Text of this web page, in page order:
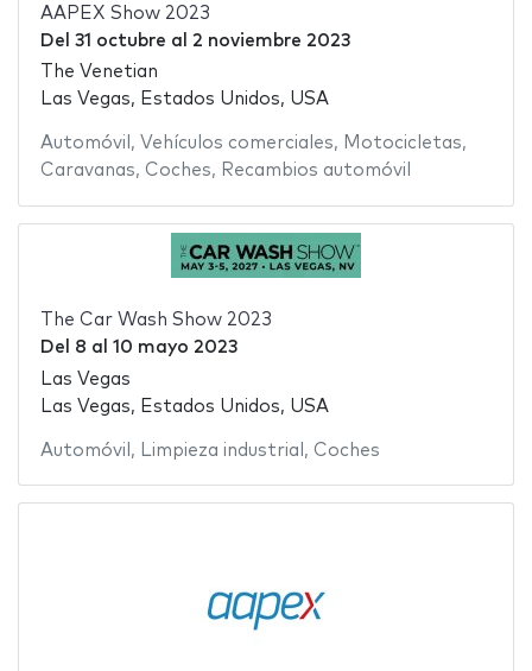
AAPEX Show 2023
Del 31 octubre al 2 noviembre 2023
The Venetian
Las Vegas, Estados Unidos, USA
Automóvil , Vehículos comerciales, Motocicletas,
Caravanas, Coches, Recambios automóvil
The Car Wash Show 2023
Del 8 al 10 mayo 2023
Las Vegas
Las Vegas, Estados Unidos, USA
Automóvil , Limpieza industrial , Coches